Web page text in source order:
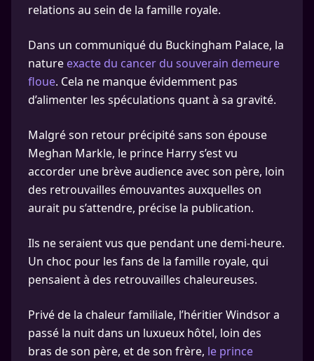
relations au sein de la famille royale.
Dans un communiqué du Buckingham Palace, la
nature exacte du cancer du souverain demeure
floue. Cela ne manque évidemment pas
d’alimenter les spéculations quant à sa gravité.
Malgré son retour précipité sans son épouse
Meghan Markle, le prince Harry s’est vu
accorder une brève audience avec son père, loin
des retrouvailles émouvantes auxquelles on
aurait pu s’attendre, précise la publication.
Ils ne seraient vus que pendant une demi-heure.
Un choc pour les fans de la famille royale, qui
pensaient à des retrouvailles chaleureuses.
Privé de la chaleur familiale, l’héritier Windsor a
passé la nuit dans un luxueux hôtel, loin des
bras de son père, et de son frère, le prince